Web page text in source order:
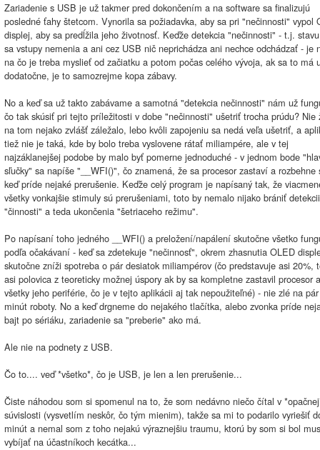
Zariadenie s USB je už takmer pred dokončením a na software sa finalizujú
posledné ťahy štetcom. Vynorila sa požiadavka, aby sa pri "nečinnosti" vypol
displej, aby sa predĺžila jeho životnosť. Keďže detekcia "nečinnosti" - t.j.
sa vstupy nemenia a ani cez USB nič neprichádza ani nechce odchádzať - je
na čo je treba myslieť od začiatku a potom počas celého vývoja, ak sa to má
dodatočne, je to samozrejme kopa zábavy.
No a keď sa už takto zabávame a samotná "detekcia nečinnosti" nám už
čo tak skúsiť pri tejto príležitosti v dobe "nečinnosti" ušetriť trocha prúdu? Nie
na tom nejako zvlášť záležalo, lebo kvôli zapojeniu sa nedá veľa ušetriť, a
tiež nie je taká, kde by bolo treba vyslovene rátať miliampére, ale v tej
najzáklanejšej podobe by malo byť pomerne jednoduché - v jednom bode
sľučky" sa napíše "__WFI()", čo znamená, že sa procesor zastaví a rozbehne
keď príde nejaké prerušenie. Keďže celý program je napísaný tak, že
všetky vonkajšie stimuly sú prerušeniami, toto by nemalo nijako brániť detekcii
"činnosti" a teda ukončenia "šetriaceho režimu".
Po napísaní toho jedného __WFI() a preložení/napálení skutočne všetko
podľa očakávaní - keď sa zdetekuje "nečinnosť", okrem zhasnutia OLED
skutočne zníži spotreba o pár desiatok miliampérov (čo predstavuje asi 20%,
asi polovica z teoreticky možnej úspory ak by sa kompletne zastavil procesor
všetky jeho periférie, čo je v tejto aplikácii aj tak nepoužiteľné) - nie zlé na pár
minút roboty. No a keď drgneme do nejakého tlačítka, alebo zvonka príde
bajt po sériáku, zariadenie sa "preberie" ako má.
Ale nie na podnety z USB.
Čo to.... veď *všetko*, čo je USB, je len a len prerušenie...
Čiste náhodou som si spomenul na to, že som nedávno niečo čítal v
súvislosti (vysvetlím neskôr, čo tým mienim), takže sa mi to podarilo vyriešiť
minút a nemal som z toho nejakú výraznejšiu traumu, ktorú by som si bol
vybíjať na účastníkoch kecátka...